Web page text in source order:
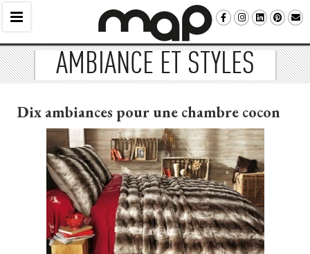
AMBIANCE ET STYLES
Dix ambiances pour une chambre cocon